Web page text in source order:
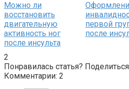
Можно ли
восстановить
двигательную
активность ног
после инсульта
первой
после
2
Понравилась статья?
Комментарии: 2